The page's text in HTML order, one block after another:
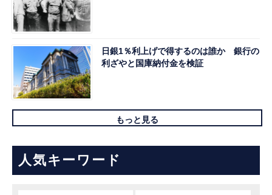
日銀1％利上げで得するのは誰か 銀行の
利ざやと国庫納付金を検証
もっと見る
人気キーワード